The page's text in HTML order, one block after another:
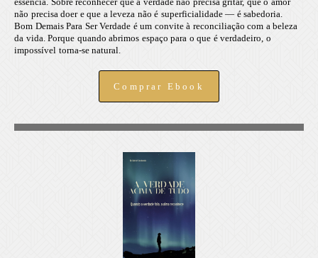
não precisa doer e que a leveza não é superficialidade — é sabedoria.
Bom Demais Para Ser Verdade é um convite à reconciliação com a beleza
da vida. Porque quando abrimos espaço para o que é verdadeiro, o
impossível torna-se natural.
Comprar Ebook